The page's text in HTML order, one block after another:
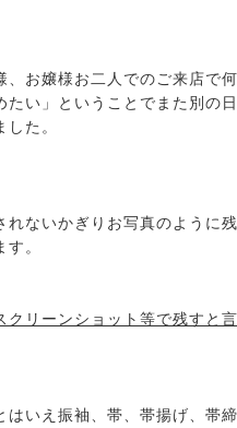
お嬢様お二人でのご来店で
い」ということでまた別の
た。
ないかぎりお写真のように
。
クリーンショット等で残すと
いえ振袖、帯、帯揚げ、帯